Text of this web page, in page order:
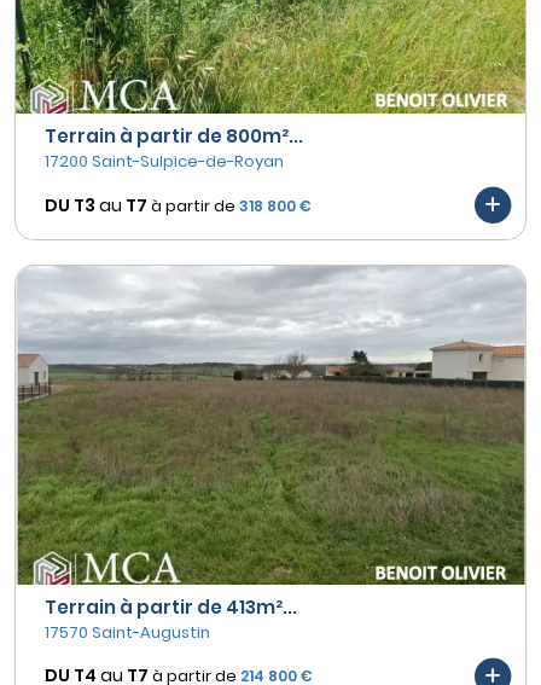
Terrain à partir de 800m²...
17200 Saint-Sulpice-de-Royan
DU T3 au T7 à partir de 318 800 €
Terrain à partir de 413m²...
17570 Saint-Augustin
DU T4 au T7 à partir de 214 800 €